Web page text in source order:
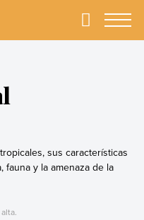
Primary
sus características
fauna y la amenaza de la